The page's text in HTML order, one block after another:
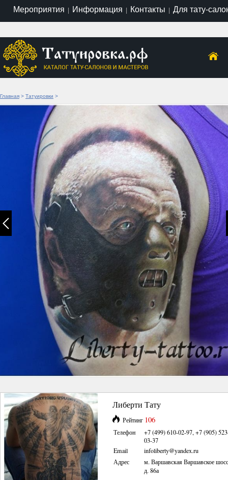
Мероприятия | Информация | Контакты | Для тату-
Главная > Татуировки >
Либерти Тату
Рейтинг 106
Телефон
+7 (499) 610-02-97, +7 (905)
03-37
Email
infoliberty@yandex.ru
Адрес
м. Варшавская Варшавское
д. 86а